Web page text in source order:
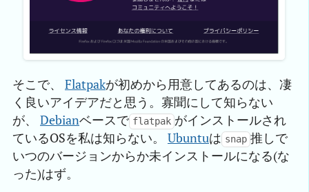
そこで、 Flatpakが初めから用意してあるのは、凄
く良いアイデアだと思う。寡聞にして知らない
が、 Debianベースで flatpak がインストールされ
ているOSを私は知らない。 Ubuntuは snap 推しで
いつのバージョンからか未インストールになる(な
った)はず。